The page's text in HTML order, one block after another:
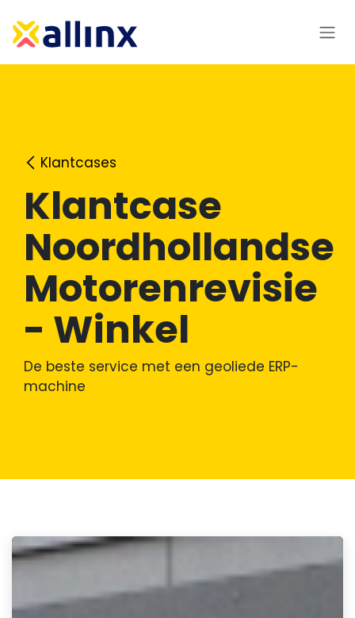
Klantcases
Klantcase
Noordhollandse
Motorenrevisie
- Winkel
De beste service met een geoliede ERP-
machine